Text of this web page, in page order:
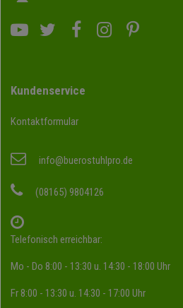
Kundenservice
Kontaktformular
info@buerostuhlpro.de
(08165) 9804126
Telefonisch erreichbar:
Mo - Do 8:00 - 13:30 u. 14:30 - 18:00 Uhr
Fr 8:00 - 13:30 u. 14:30 - 17:00 Uhr